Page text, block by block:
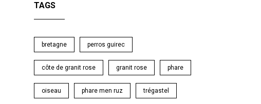
TAGS
bretagne perros guirec
côte de granit rose granit rose phare
oiseau phare men ruz trégastel